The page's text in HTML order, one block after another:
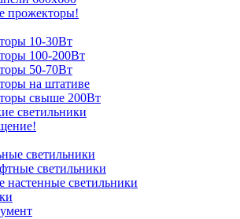
прожекторы!
10-30Вт
100-200Вт
50-70Вт
на штативе
свыше 200Вт
светильники
светильники
светильники
настенные светильники